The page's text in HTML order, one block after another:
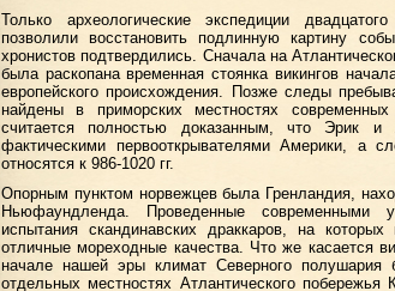
Только археологические экспедиции
позволили восстановить подлинную картину
хронистов подтвердились. Сначала на
была раскопана временная стоянка викингов
европейского происхождения. Позже следы
найдены в приморских местностях
считается полностью доказанным, что Эрик
фактическими первооткрывателями Америки, а
относятся к 986-1020 гг.
Опорным пунктом норвежцев была Гренландия,
Ньюфаундленда. Проведенные современными
испытания скандинавских драккаров, на
отличные мореходные качества. Что же касается
начале нашей эры климат Северного
отдельных местностях Атлантического побережья